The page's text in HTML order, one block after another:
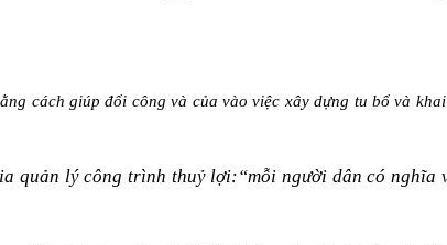
cách giúp đổi công và của vào việc xây dựng tu bổ và
quản lý công trình thuỷ lợi:“mỗi ngư­ời dân có nghĩa